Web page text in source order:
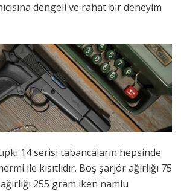
dengeli ve rahat bir deneyim
14 serisi tabancaların hepsinde
ile kısıtlıdır. Boş şarjör ağırlığı 75
255 gram iken namlu